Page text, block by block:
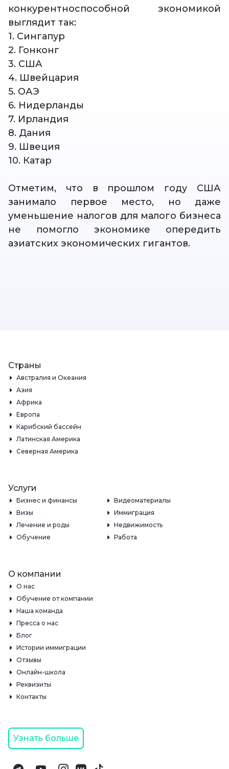
конкурентноспособной экономикой
выглядит так:
1. Сингапур
2. Гонконг
3. США
4. Швейцария
5. ОАЭ
6. Нидерланды
7. Ирландия
8. Дания
9. Швеция
10. Катар
Отметим, что в прошлом году США
занимало первое место, но даже
уменьшение налогов для малого бизнеса
не помогло экономике опередить
азиатских экономических гигантов.
Страны
Австралия и Океания
Азия
Африка
Европа
Карибский бассейн
Латинская Америка
Северная Америка
Услуги
Бизнес и финансы
Видеоматериалы
Визы
Иммиграция
Лечение и роды
Недвижимость
Обучение
Работа
О компании
О нас
Обучение от компании
Наша команда
Пресса о нас
Блог
Истории иммиграции
Отзывы
Онлайн-школа
Реквизиты
Контакты
Узнать больше